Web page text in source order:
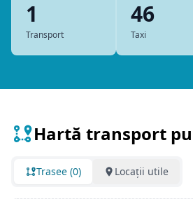
1
Transport
46
Taxi
Hartă transport
Trasee (0) Locații utile